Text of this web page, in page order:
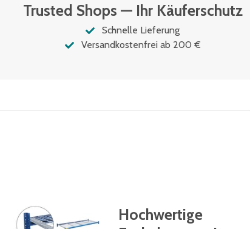
Trusted Shops — Ihr Käuferschutz
Schnelle Lieferung
Versandkostenfrei ab 200 €
Hochwertige